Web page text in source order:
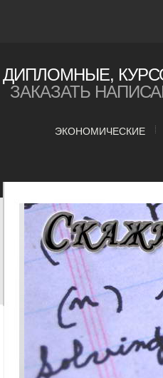
ДИПЛОМНЫЕ,
ЗАКАЗАТЬ
ЭКОНОМИЧЕСКИЕ